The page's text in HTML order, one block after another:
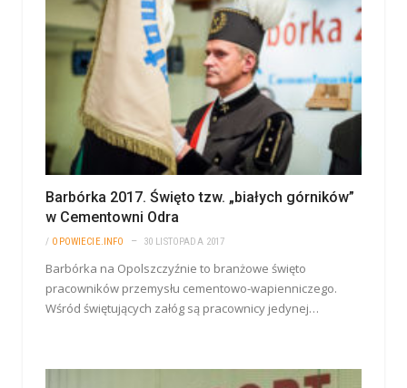
Barbórka 2017. Święto tzw. „białych górników”
w Cementowni Odra
/ OPOWIECIE.INFO 30 LISTOPADA 2017
Barbórka na Opolszczyźnie to branżowe święto
pracowników przemysłu cementowo-wapienniczego.
Wśród świętujących załóg są pracownicy jedynej…